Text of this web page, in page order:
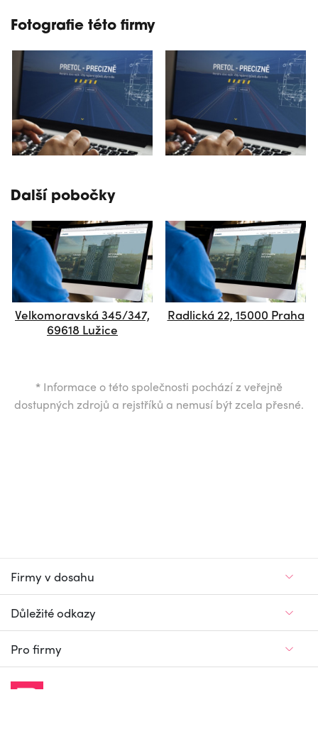
Fotografie této firmy
Další pobočky
Velkomoravská 345/347,
69618 Lužice
Radlická 22, 15000 Praha
* Informace o této společnosti pochází z veřejně
dostupných zdrojů a rejstříků a nemusí být zcela přesné.
Firmy v dosahu
Důležité odkazy
Pro firmy